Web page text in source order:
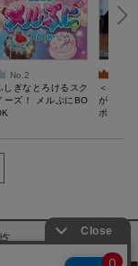
No.2
しぎなとろけるスク
ーズ！ メルぷにBO
＜SALE
がある
ポーチ